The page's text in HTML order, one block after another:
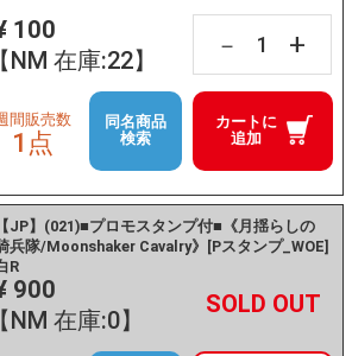
100
【NM 在庫:22】
－ +
カートに
追加
間販売数
1点
同名商品
検索
【JP】(021)■プロモスタンプ付■《月揺らしの
兵隊/Moonshaker Cavalry》[Pスタンプ_WOE]
R
900
【NM 在庫:0】
－ +